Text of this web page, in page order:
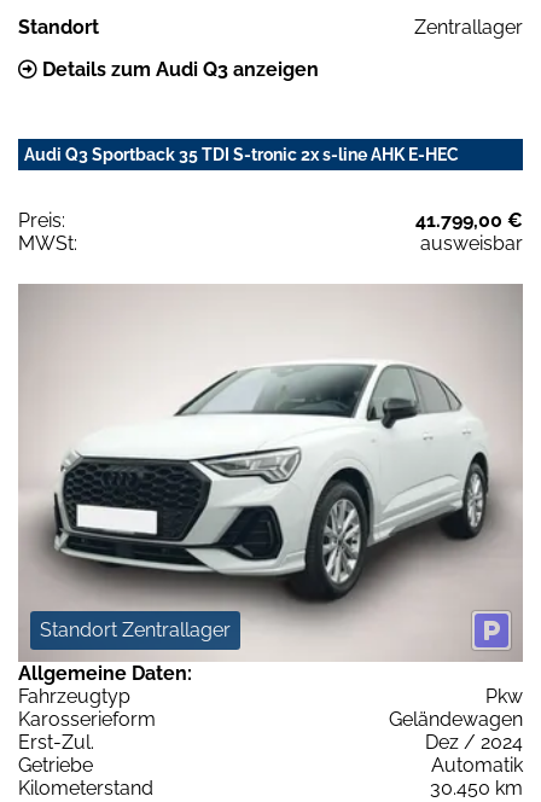
Standort
Zentrallager
Details zum Audi Q3 anzeigen
Audi Q3 Sportback 35 TDI S-tronic 2x s-line AHK E-HEC
Preis:
41.799,00 €
MWSt:
ausweisbar
Standort Zentrallager
Allgemeine Daten:
Fahrzeugtyp
Pkw
Karosserieform
Geländewagen
Erst-Zul.
Dez / 2024
Getriebe
Automatik
Kilometerstand
30.450 km